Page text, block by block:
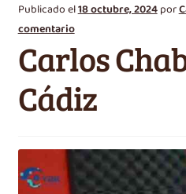
Publicado el18 octubre, 2024por
comentario
Carlos
Cádiz